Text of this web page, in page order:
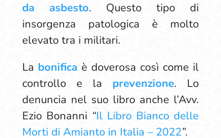
da asbesto. Questo tipo di
insorgenza patologica è molto
elevato tra i militari.
La bonifica è doverosa così come il
controllo e la prevenzione. Lo
denuncia nel suo libro anche l’Avv.
Ezio Bonanni “Il Libro Bianco delle
Morti di Amianto in Italia – 2022”.